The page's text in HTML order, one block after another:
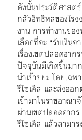
ดังนั้นประวัติศาสต
กลัวอิทธิพลของโร
งาน การทำงานขอ
เลือกที่จะ “รับเงิน
เรื่องเขตปลอดอา
ปัจจุบันมีเกิดขึ้นมา
นำเข้าขยะ โดยเฉ
รีไซเคิล และส่งออ
เข้ามาในราชอาณา
ผ่านเขตปลอดอาก
รีไซเคิล แล้วสามา